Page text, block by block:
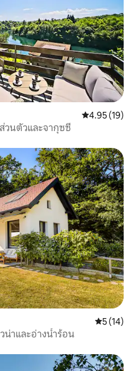
คะแนนเฉลี่ย
4.95 (19)
วนตัวและจากุซซี่
คะแนนเฉลี่
5 (14)
น่าและอ่างน้ำร้อน